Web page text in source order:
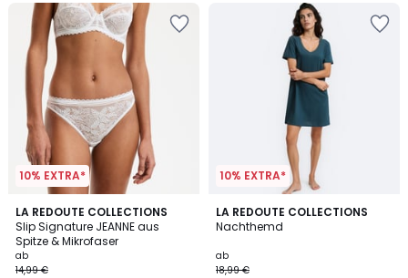
10% EXTRA*
LA REDOUTE COLLECTIONS
Slip Signature JEANNE aus
Spitze & Mikrofaser
ab
14,99 €
4,8
/ 5
5
Farben
10% EXTRA*
LA REDOUTE COLLECTIONS
Nachthemd
ab
18,99 €
4,4
/ 5
2
Farben